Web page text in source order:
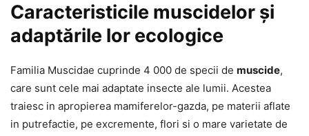
Caracteristicile muscidelor și
adaptările lor ecologice
Familia Muscidae cuprinde 4 000 de specii de muscide,
care sunt cele mai adaptate insecte ale lumii. Acestea
traiesc in apropierea mamiferelor-gazda, pe materii aflate
in putrefactie, pe excremente, flori si o mare varietate de